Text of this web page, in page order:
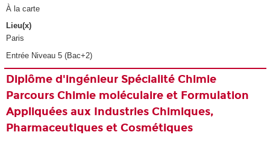
À la carte
Lieu(x)
Paris
Entrée Niveau 5 (Bac+2)
Diplôme d'ingénieur Spécialité Chimie
Parcours Chimie moléculaire et Formulation
Appliquées aux Industries Chimiques,
Pharmaceutiques et Cosmétiques